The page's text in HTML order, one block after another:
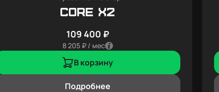
Core X2
109 400 ₽
8 205 ₽ / мес
В корзину
Подробнее